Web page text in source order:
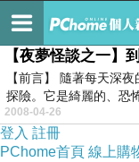
晨曦小棧
【夜夢怪談之一】
【前言】 隨著每天深
探險。它是綺麗的、恐
2008-04-26
登入 註冊
PChome首頁 線上購